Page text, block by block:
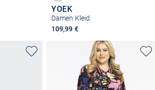
YOEK
Damen Kleid
109,99 €